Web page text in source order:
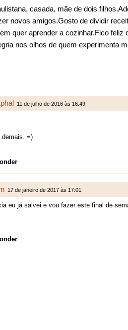
casada, mãe de dois
novos amigos.Gosto de dividir
quer aprender a cozinhar.Fico feliz
nos olhos de quem experimenta
11 de julho de 2016 às 16:49
demais. =)
17 de janeiro de 2017 às 17:01
eu já salvei e vou fazer este final de